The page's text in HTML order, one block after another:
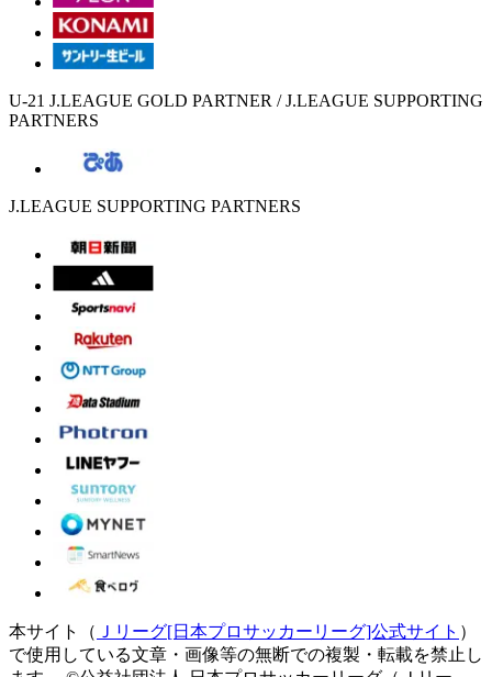
U-21 J.LEAGUE GOLD PARTNER / J.LEAGUE SUPPORTING
PARTNERS
J.LEAGUE SUPPORTING PARTNERS
本サイト（ Ｊリーグ[日本プロサッカーリーグ]公式サイト ）
で使用している文章・画像等の無断での複製・転載を禁止し